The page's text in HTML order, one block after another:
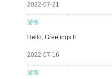
2022-07-21
游客
Hello, Greetings fr
2022-07-16
游客